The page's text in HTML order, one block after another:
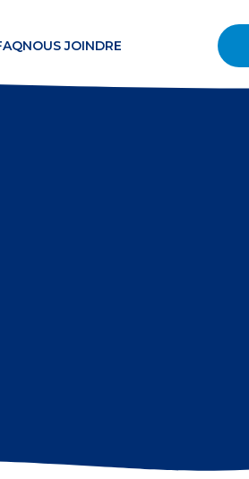
NOUS JOINDRE